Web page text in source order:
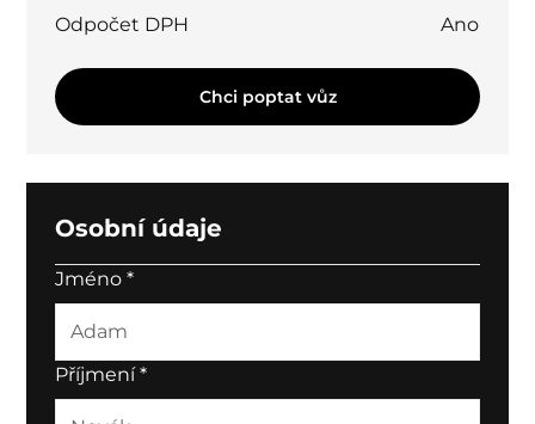
Odpočet DPH
Ano
Chci poptat vůz
Osobní údaje
Jméno*
Příjmení*